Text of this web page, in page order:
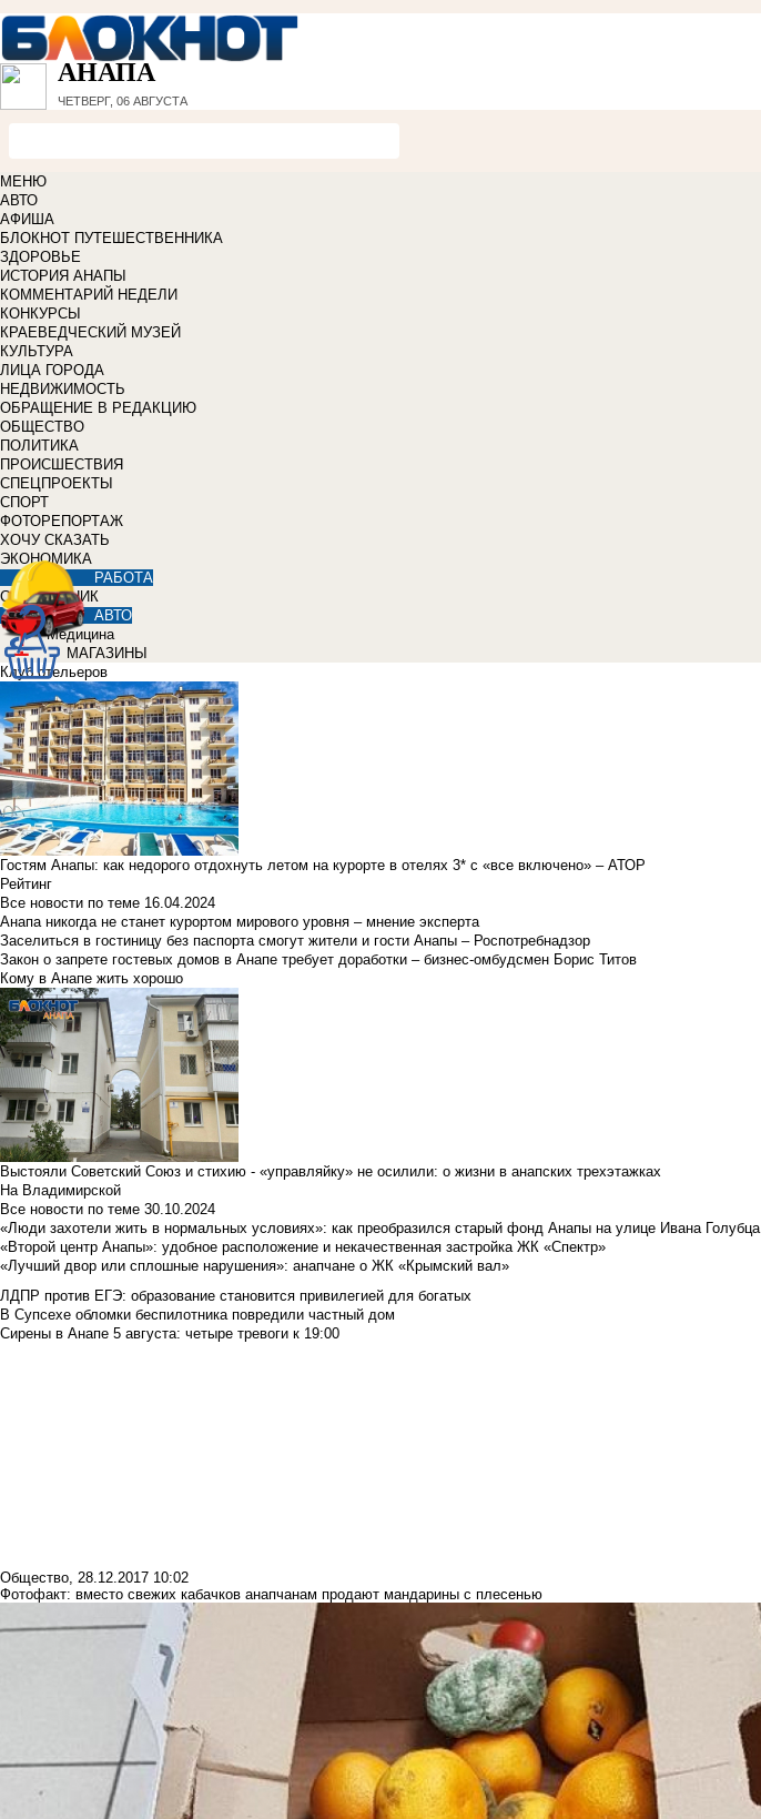
АНАПА
ЧЕТВЕРГ, 06 АВГУСТА
МЕНЮ
АВТО
АФИША
БЛОКНОТ ПУТЕШЕСТВЕННИКА
ЗДОРОВЬЕ
ИСТОРИЯ АНАПЫ
КОММЕНТАРИЙ НЕДЕЛИ
КОНКУРСЫ
КРАЕВЕДЧЕСКИЙ МУЗЕЙ
КУЛЬТУРА
ЛИЦА ГОРОДА
НЕДВИЖИМОСТЬ
ОБРАЩЕНИЕ В РЕДАКЦИЮ
ОБЩЕСТВО
ПОЛИТИКА
ПРОИСШЕСТВИЯ
СПЕЦПРОЕКТЫ
СПОРТ
ФОТОРЕПОРТАЖ
ХОЧУ СКАЗАТЬ
ЭКОНОМИКА
РАБОТА
СПРАВОЧНИК
АВТО
Медицина
МАГАЗИНЫ
Клуб отельеров
Гостям Анапы: как недорого отдохнуть летом на курорте в отелях 3* с «все включено» – АТОР
Рейтинг
Все новости по теме 16.04.2024
Анапа никогда не станет курортом мирового уровня – мнение эксперта
Заселиться в гостиницу без паспорта смогут жители и гости Анапы – Роспотребнадзор
Закон о запрете гостевых домов в Анапе требует доработки – бизнес-омбудсмен Борис Титов
Кому в Анапе жить хорошо
Выстояли Советский Союз и стихию - «управляйку» не осилили: о жизни в анапских трехэтажках
На Владимирской
Все новости по теме 30.10.2024
«Люди захотели жить в нормальных условиях»: как преобразился старый фонд Анапы на улице Ивана Голубца
«Второй центр Анапы»: удобное расположение и некачественная застройка ЖК «Спектр»
«Лучший двор или сплошные нарушения»: анапчане о ЖК «Крымский вал»
ЛДПР против ЕГЭ: образование становится привилегией для богатых
В Супсехе обломки беспилотника повредили частный дом
Сирены в Анапе 5 августа: четыре тревоги к 19:00
Общество, 28.12.2017 10:02
Фотофакт: вместо свежих кабачков анапчанам продают мандарины с плесенью